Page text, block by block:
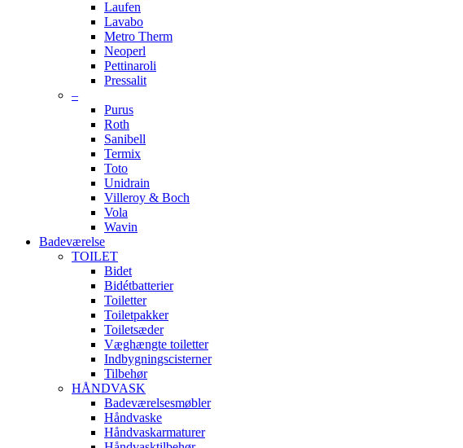
Laufen
Lavabo
Metro Therm
Neoperl
Pettinaroli
Pressalit
–
Purus
Roth
Sanibell
Termix
Toto
Unidrain
Villeroy & Boch
Vola
Wavin
Badeværelse
TOILET
Bidet
Bidétbatterier
Toiletter
Toiletpakker
Toiletsæder
Væghængte toiletter
Indbygningscisterner
Tilbehør
HÅNDVASK
Badeværelsesmøbler
Håndvaske
Håndvaskarmaturer